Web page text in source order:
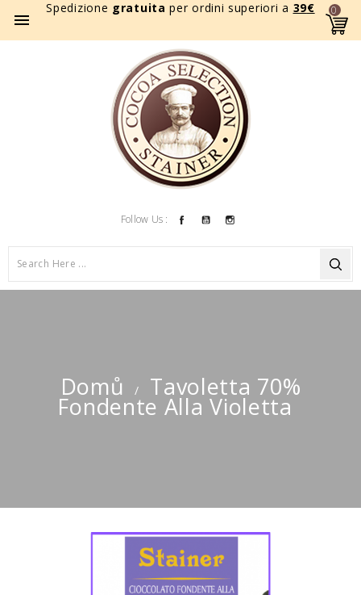
Spedizione gratuita per ordini superiori a 39€

0
Follow Us : FacebookYouTube
Domů Tavoletta 70%
Fondente Alla Violetta